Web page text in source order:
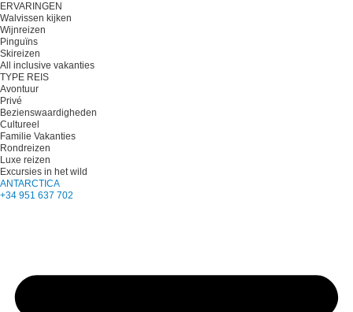
ERVARINGEN
Walvissen kijken
Wijnreizen
Pinguïns
Skireizen
All inclusive vakanties
TYPE REIS
Avontuur
Privé
Bezienswaardigheden
Cultureel
Familie Vakanties
Rondreizen
Luxe reizen
Excursies in het wild
ANTARCTICA
+34 951 637 702